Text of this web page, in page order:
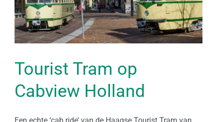
Tourist Tram op
Cabview Holland